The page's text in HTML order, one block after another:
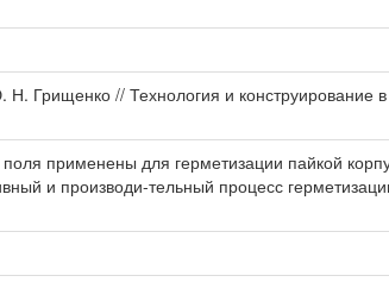
Грищенко // Технология и конструирование
применены для герметизации пайкой
и производи-тельный процесс